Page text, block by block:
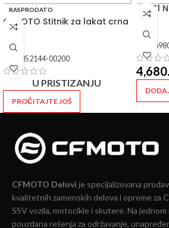
RASPRODATO
CFMOTO Stitnik za lakat crna
852144-00200
U PRISTIZANJU
PROČITAJTE JOŠ
CFMOTO Delovi je specijalizovana
kvalitetnih zamenskih delova i opreme za
SSV vozila, motocikle i skutere. Na
pouzdana rešenja za održavanje,